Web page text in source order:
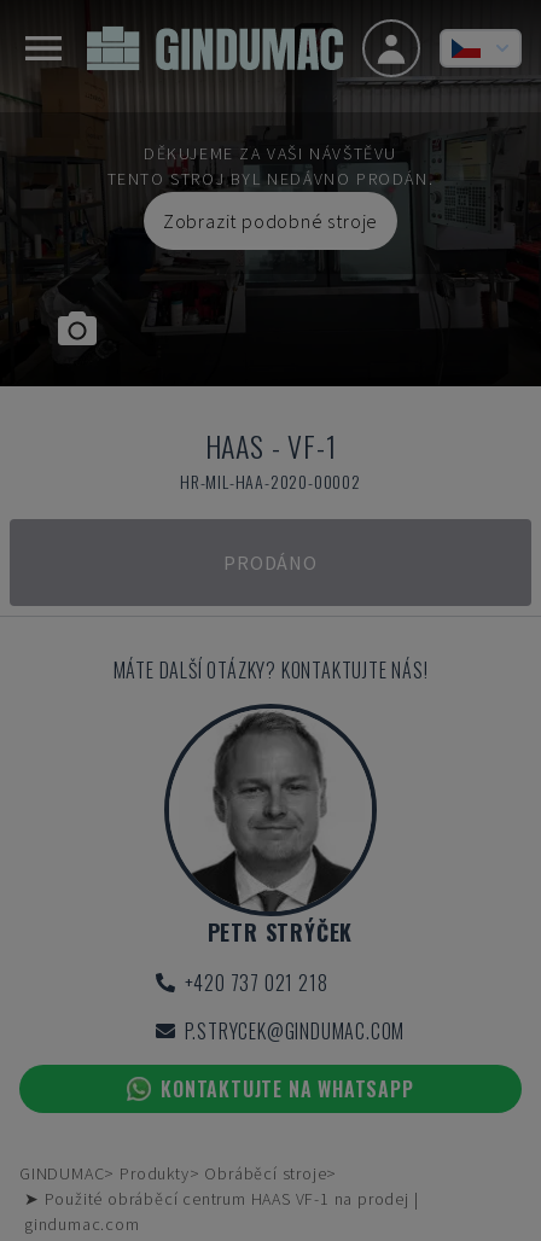
DĚKUJEME ZA VAŠI NÁVŠTĚVU
TENTO STROJ BYL NEDÁVNO PRODÁN.
Zobrazit podobné stroje
HAAS -VF-1
HR-MIL-HAA-2020-00002
PRODÁNO
MÁTE DALŠÍ OTÁZKY? KONTAKTUJTE NÁS!
PETR STRÝČEK
+420 737 021 218
P.STRYCEK@GINDUMAC.COM
KONTAKTUJTE NA WHATSAPP
GINDUMAC Produkty
Obráběcí stroje
➤ Použité obráběcí centrum HAAS VF-1 na prodej |
gindumac.com